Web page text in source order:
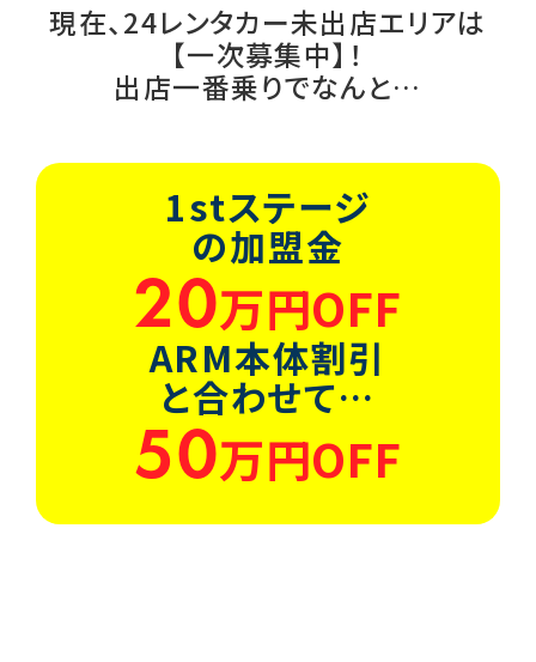
現在、24レンタカー未出店エリアは
【一次募集中】！
出店一番乗りでなんと…
1stステージ
の加盟金
20万円OFF
ARM本体割引
と合わせて…
50万円OFF